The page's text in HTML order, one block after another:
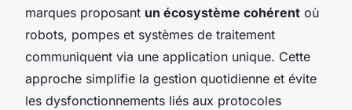
marques proposant un écosystème cohérent où
robots, pompes et systèmes de traitement
communiquent via une application unique. Cette
approche simplifie la gestion quotidienne et évite
les dysfonctionnements liés aux protocoles